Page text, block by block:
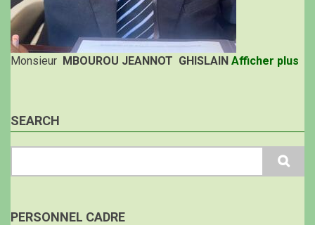
Monsieur MBOUROU JEANNOT GHISLAIN Afficher plus
SEARCH
PERSONNEL CADRE